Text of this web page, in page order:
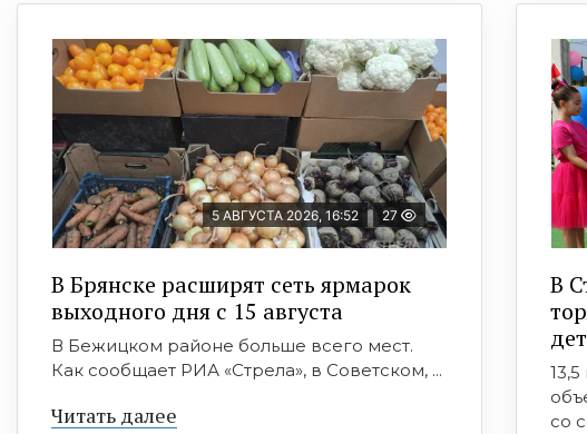
5 АВГУСТА 2026, 16:52 27
В Брянске расширят сеть ярмарок
выходного дня с 15 августа
В Бежицком районе больше всего мест.
Как сообщает РИА «Стрела», в Советском, ...
Читать далее
В
со